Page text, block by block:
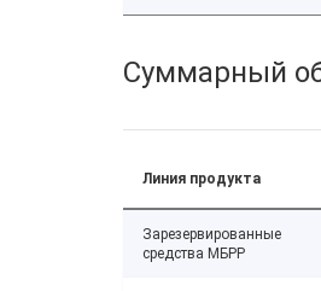
Суммарный
Линия продукта
Зарезервированные
средства МБРР